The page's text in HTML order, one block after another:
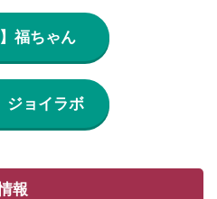
】福ちゃん
ジョイラボ
報